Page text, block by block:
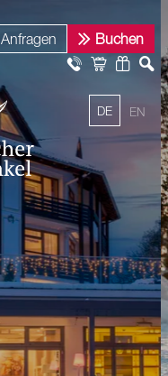
DE EN
Anfragen Buchen